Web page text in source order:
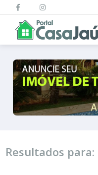
Resultados para: